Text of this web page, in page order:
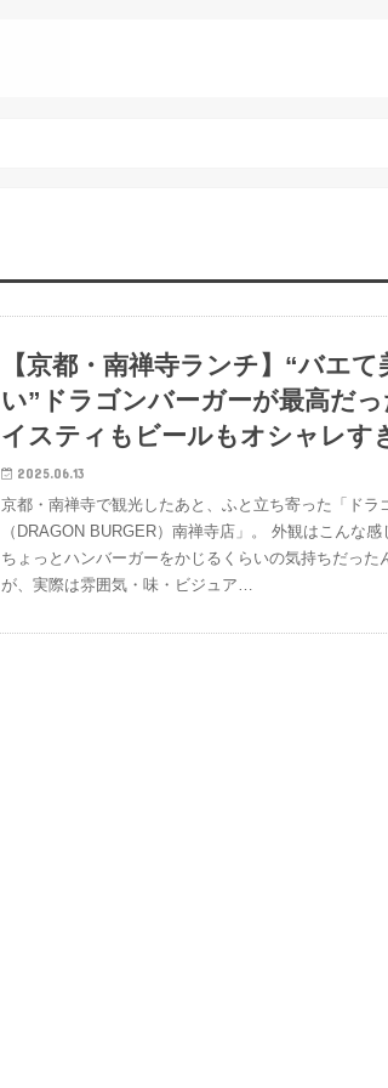
【京都・南禅寺ランチ】“バエて
い”ドラゴンバーガーが最高だ
イスティもビールもオシャレす
2025.06.13
京都・南禅寺で観光したあと、ふと立ち寄った「ドラ
（DRAGON BURGER）南禅寺店」。 外観はこんな感
ちょっとハンバーガーをかじるくらいの気持ちだった
が、実際は雰囲気・味・ビジュア…